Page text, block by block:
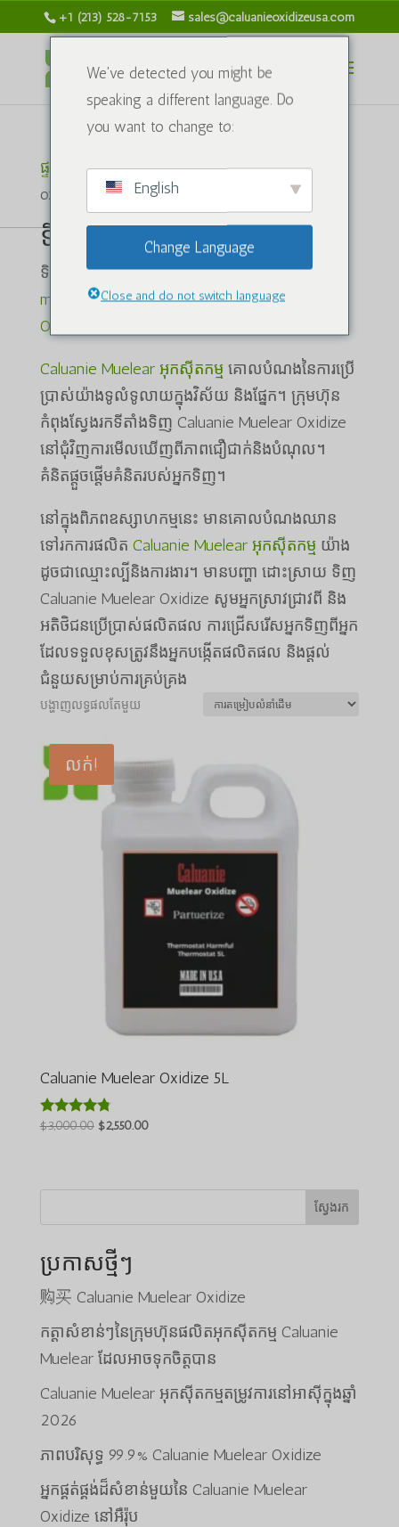
+1 (213) 528-7153 sales@caluanieoxidizeusa.com
ផ្ទះ
/ ផលិតផលដាក់ស្លាក "ទិញ Caluanie mueear
oxidize"
ទិញ Caluanie mueear កត់សុី
ទិញ Caluanie mueear កត់សុី,បីអាចទិញ caluanie
mueear oxidize ពីណា,ប៉ូត Caluanie Muelear
Oxidize នៅខាង
Caluanie Muelear អុកស៊ីតកម្ម គោលបំណងនៃការប្រើ
ប្រាស់យ៉ាងទូលំទូលាយក្នុងវិស័យ និងផ្នែក។ ក្រុមហ៊ុន
កំពុងស្វែងរកទីតាំងទិញ Caluanie Muelear Oxidize
នៅ​ជុំវិញ​ការ​មើល​ឃើញ​ពី​ភាព​ជឿ​ជាក់​និង​បំណុល។
គំនិតផ្តួចផ្តើមគំនិតរបស់អ្នកទិញ។
នៅក្នុងពិភពឧស្សាហកម្មនេះ មានគោលបំណងឈាន
ទៅរកការផលិត Caluanie Muelear អុកស៊ីតកម្ម យ៉ាង​
ដូច​ជា​ឈ្មោះ​ល្បី​និង​ការងារ។ មានបញ្ហា ដោះស្រាយ ទិញ
Caluanie Muelear Oxidize សូមអ្នកស្រាវជ្រាវពី និង
អតិថិជនប្រើប្រាស់ផលិតផល ការជ្រើសរើសអ្នកទិញពីអ្នក
ដែលទទួលខុសត្រូវនឹងអ្នកបង្កើតផលិតផល និងផ្តល់
ជំនួយសម្រាប់ការគ្រប់គ្រង
បង្ហាញលទ្ធផលតែមួយ
លក់!
Caluanie Muelear Oxidize 5L
វាយតម្លៃ
$3,000.00 តម្លៃ
។
$2,550.00តម្លៃ
។
ស្វែងរក
ប្រកាសថ្មីៗ
购买 Caluanie Muelear Oxidize
កត្តាសំខាន់ៗនៃក្រុមហ៊ុនផលិតអុកស៊ីតកម្ម Caluanie
Muelear ដែលអាចទុកចិត្តបាន
Caluanie Muelear អុកស៊ីតកម្មតម្រូវការនៅអាស៊ីក្នុងឆ្នាំ
2026
ភាពបរិសុទ្ធ 99.9% Caluanie Muelear Oxidize
អ្នកផ្គត់ផ្គង់ដ៏សំខាន់មួយនៃ Caluanie Muelear
Oxidize នៅអឺរ៉ុប
We've detected you might be
speaking a different language. Do
you want to change to:
English
Change Language
Close and do not switch language